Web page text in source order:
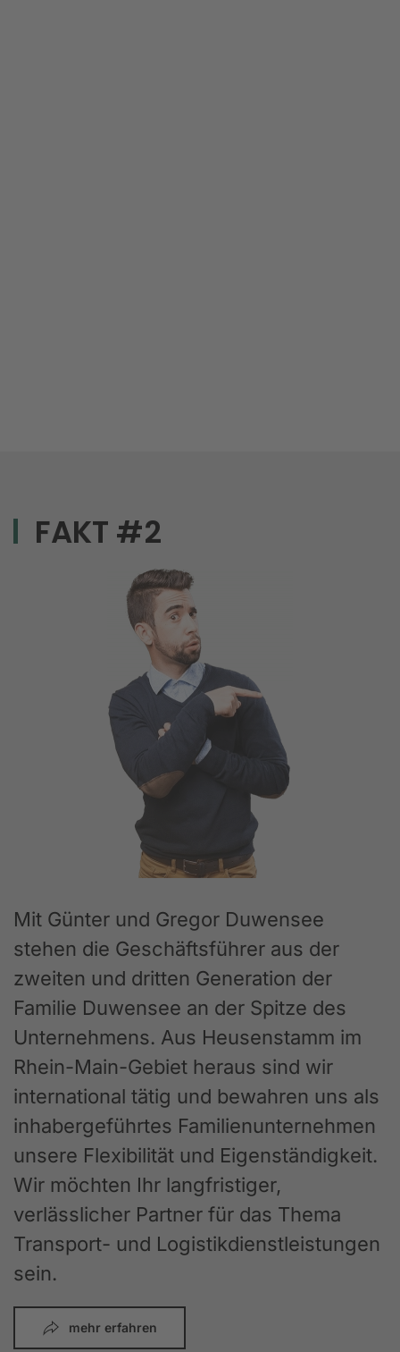
FAKT #2
Mit Günter und Gregor Duwensee
stehen die Geschäftsführer aus der
zweiten und dritten Generation der
Familie Duwensee an der Spitze des
Unternehmens. Aus Heusenstamm im
Rhein-Main-Gebiet heraus sind wir
international tätig und bewahren uns als
inhabergeführtes Familienunternehmen
unsere Flexibilität und Eigenständigkeit.
Wir möchten Ihr langfristiger,
verlässlicher Partner für das Thema
Transport- und Logistikdienstleistungen
sein.
mehr erfahren